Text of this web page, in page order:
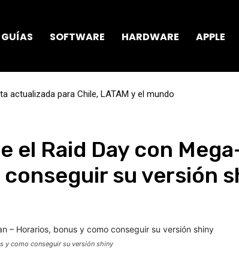
GUÍAS SOFTWARE HARDWARE APPLE
actualizada para Chile, LATAM y el mundo
el Raid Day con
su versión
y como conseguir su versión shiny